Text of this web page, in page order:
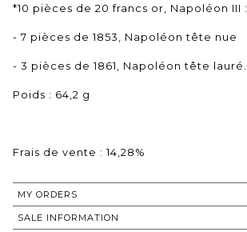
*10 pièces de 20 francs or, Napoléon III :
- 7 pièces de 1853, Napoléon tête nue
- 3 pièces de 1861, Napoléon tête lauré.
Poids : 64,2 g
Frais de vente : 14,28%
MY ORDERS
SALE INFORMATION